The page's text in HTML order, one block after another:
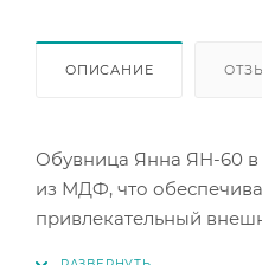
ОПИСАНИЕ
Обувница Янна ЯН-60 в
из МДФ, что
привлекательный